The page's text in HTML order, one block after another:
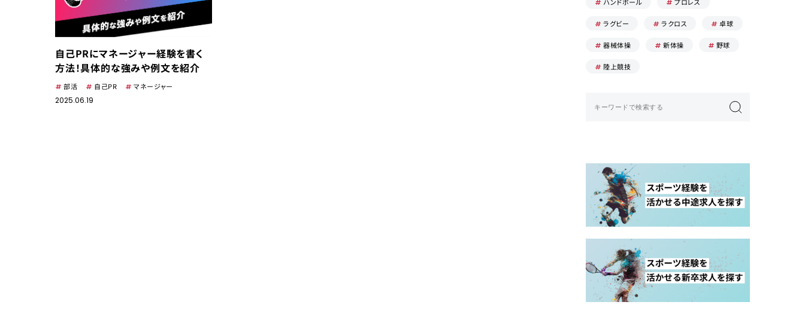
自己PRにマネージャー経験を書く
方法！具体的な強みや例文を紹介
部活 自己PR マネージャー
2025.06.19
ラグビー ラクロス 卓球
器械体操 新体操 野球
陸上競技